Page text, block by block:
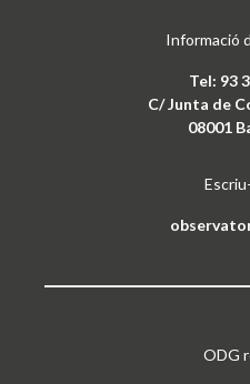
Informació
Tel: 93
C/ Junta de
08001
ODG